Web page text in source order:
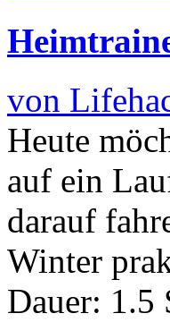
von
Heute
auf ein
darauf
Winter
Dauer: 1.5